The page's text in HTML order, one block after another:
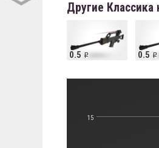
Другие
0.5 0.5
15